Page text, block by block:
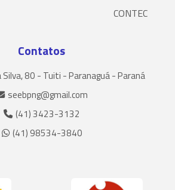
CONTEC
Contatos
Silva, 80 - Tuiti - Paranaguá - Paraná
seebpng@gmail.com
(41) 3423-3132
(41) 98534-3840